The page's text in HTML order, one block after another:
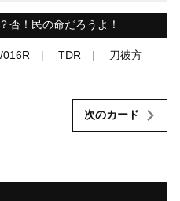
否！民の命だろうよ！
016R TDR 刀彼方
次のカード